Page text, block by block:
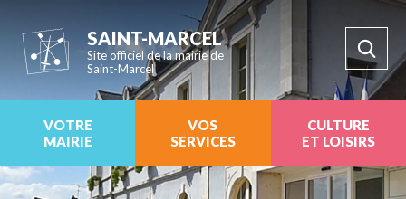
SAINT-MARCEL
Site officiel de la mairie de
Saint-Marcel
VOTRE
MAIRIE
VOS
SERVICES
CULTURE
ET LOISIRS